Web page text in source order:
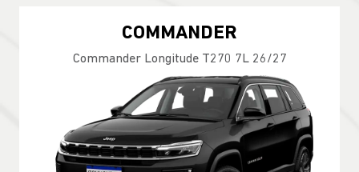
COMMANDER
Commander Longitude T270 7L 26/27